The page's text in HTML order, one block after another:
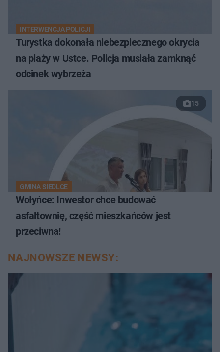
INTERWENCJA POLICJI
Turystka dokonała niebezpiecznego okrycia
na plaży w Ustce. Policja musiała zamknąć
odcinek wybrzeża
15
GMINA SIEDLCE
Wołyńce: Inwestor chce budować
asfaltownię, część mieszkańców jest
przeciwna!
NAJNOWSZE NEWSY: